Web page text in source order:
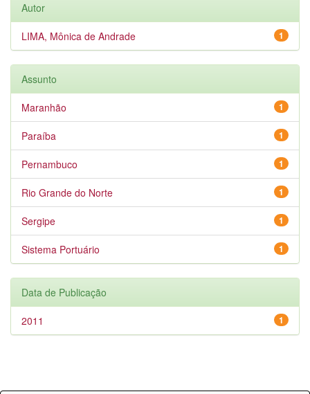
Autor
1
LIMA, Mônica de Andrade
Assunto
1
Maranhão
1
Paraíba
1
Pernambuco
1
Rio Grande do Norte
1
Sergipe
1
Sistema Portuário
Data de Publicação
1
2011